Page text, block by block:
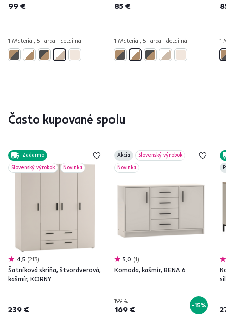
99 €
1 Materiál, 5 Farba - detailná
85 €
1 Materiál, 5 Farba - detailná 1
Často kupované spolu
Zadarmo
Slovenský výrobok
Novinka
4,5 213
Šatníková skriňa, štvordverová,
kašmír, KORNY
239 €
Akcia
Slovenský výrobok
Novinka
5,0 1
Komoda, kašmír, BENA 6
199 €
169 € -15%